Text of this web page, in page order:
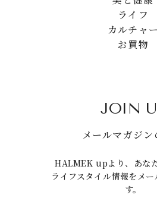
ライフ
カルチャー
お買物
JOIN
メールマガジン
HALMEK upより、あな
ライフスタイル情報をメ
す。